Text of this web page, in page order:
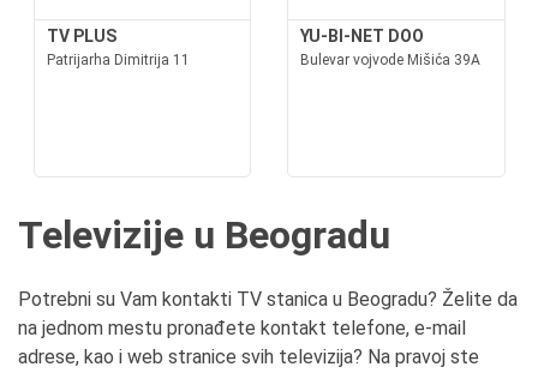
TV PLUS
Patrijarha Dimitrija 11
YU-BI-NET DOO
Bulevar vojvode Mišića 39A
Televizije u Beogradu
Potrebni su Vam kontakti TV stanica u Beogradu? Želite da
na jednom mestu pronađete kontakt telefone, e-mail
adrese, kao i web stranice svih televizija? Na pravoj ste